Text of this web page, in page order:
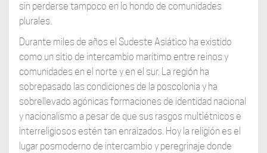
sin perderse tampoco en lo hondo de comunidades
plurales.
Durante miles de años el Sudeste Asiático ha existido
como un sitio de intercambio marítimo entre reinos y
comunidades en el norte y en el sur. La región ha
sobrepasado las condiciones de la poscolonia y ha
sobrellevado agónicas formaciones de identidad nacional
y nacionalismo a pesar de que sus rasgos multiétnicos e
interreligiosos estén tan enraizados. Hoy la religión es el
lugar posmoderno de intercambio y peregrinaje donde